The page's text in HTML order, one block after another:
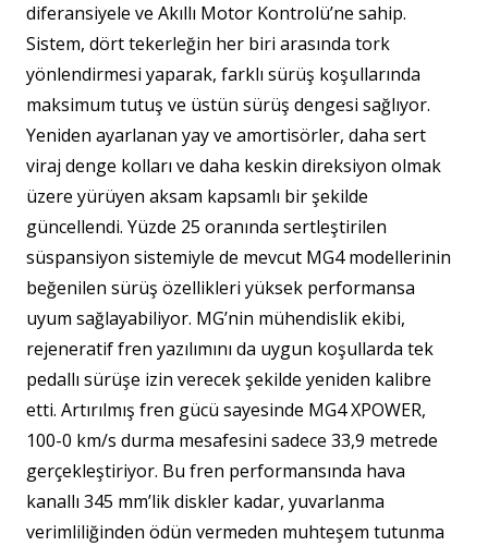
diferansiyele ve Akıllı Motor Kontrolü’ne sahip.
Sistem, dört tekerleğin her biri arasında tork
yönlendirmesi yaparak, farklı sürüş koşullarında
maksimum tutuş ve üstün sürüş dengesi sağlıyor.
Yeniden ayarlanan yay ve amortisörler, daha sert
viraj denge kolları ve daha keskin direksiyon olmak
üzere yürüyen aksam kapsamlı bir şekilde
güncellendi. Yüzde 25 oranında sertleştirilen
süspansiyon sistemiyle de mevcut MG4 modellerinin
beğenilen sürüş özellikleri yüksek performansa
uyum sağlayabiliyor. MG’nin mühendislik ekibi,
rejeneratif fren yazılımını da uygun koşullarda tek
pedallı sürüşe izin verecek şekilde yeniden kalibre
etti. Artırılmış fren gücü sayesinde MG4 XPOWER,
100-0 km/s durma mesafesini sadece 33,9 metrede
gerçekleştiriyor. Bu fren performansında hava
kanallı 345 mm’lik diskler kadar, yuvarlanma
verimliliğinden ödün vermeden muhteşem tutunma